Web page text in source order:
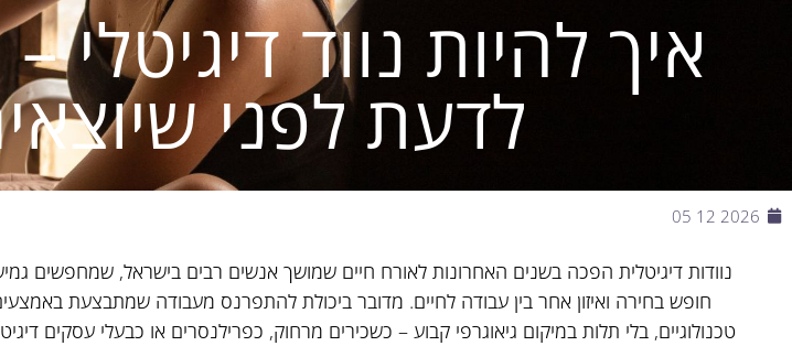
איך להיות נווד
לדעת לפני
2026 12 05
נוודות דיגיטלית הפכה בשנים האחרונות לאורח חיים שמושך אנשים רבים בישראל, שמחפשים
חופש בחירה ואיזון אחר בין עבודה לחיים. מדובר ביכולת להתפרנס מעבודה שמתבצעת
טכנולוגיים, בלי תלות במיקום גיאוגרפי קבוע – כשכירים מרחוק, כפרילנסרים או כבעלי עסקים